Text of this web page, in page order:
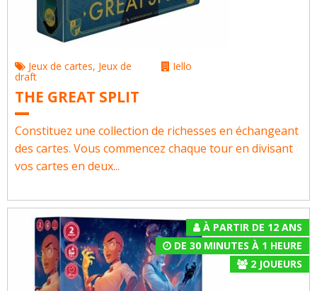
Jeux de cartes, Jeux de
draft
Iello
THE GREAT SPLIT
Constituez une collection de richesses en échangeant
des cartes. Vous commencez chaque tour en divisant
vos cartes en deux...
À PARTIR DE 12 ANS
DE 30 MINUTES À 1 HEURE
2JOUEURS